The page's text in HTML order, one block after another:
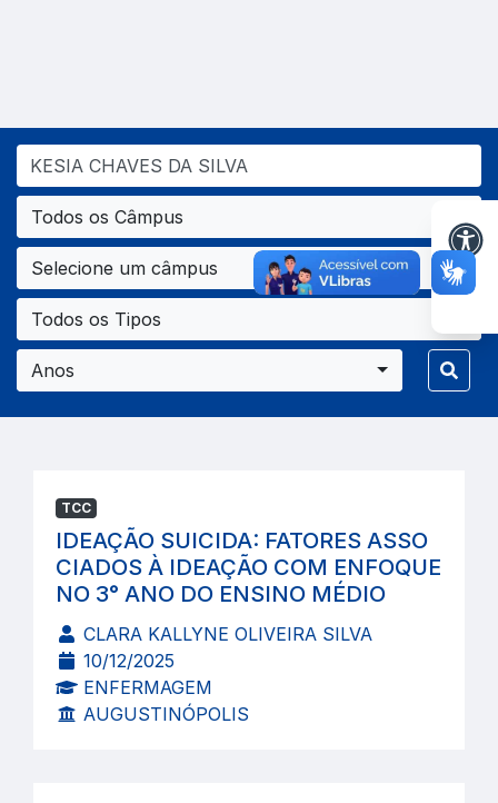
Todos os Câmpus
Selecione um câmpus
Todos os Tipos
Anos
TCC
IDEAÇÃO SUICIDA: FATORES ASSO
CIADOS À IDEAÇÃO COM ENFOQUE
NO 3° ANO DO ENSINO MÉDIO
CLARA KALLYNE OLIVEIRA SILVA
10/12/2025
ENFERMAGEM
AUGUSTINÓPOLIS